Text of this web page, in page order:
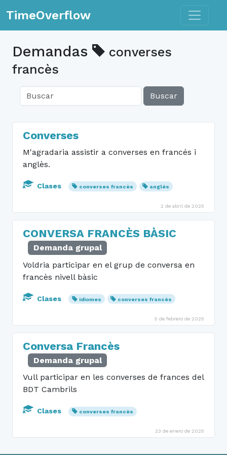
TimeOverflow Toggle
Demandas
converses
francès
Buscar
Converses
M'agradaria assistir a converses en francés i
anglès.
Clases converses francès anglés
2 de abril de 2025
CONVERSA FRANCÈS BÀSIC
Demanda grupal
Voldria participar en el grup de conversa en
francès nivell bàsic
Clases idiomes converses francès
5 de febrero de 2025
Conversa Francès
Demanda grupal
Vull participar en les converses de frances del
BDT Cambrils
Clases converses francès
23 de enero de 2025